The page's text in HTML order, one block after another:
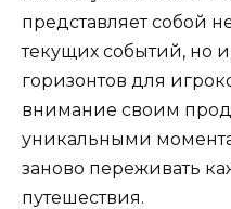
представляет собой
текущих событий, но
горизонтов для
внимание своим
уникальными
заново переживать
путешествия.